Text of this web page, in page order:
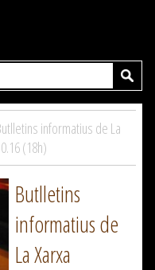
informatius de La
(18h)
Butlletins
informatius de
La Xarxa